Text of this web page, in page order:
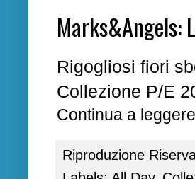
Marks&Angels:
Rigogliosi fiori
Collezione P/E
Continua a
Riproduzione